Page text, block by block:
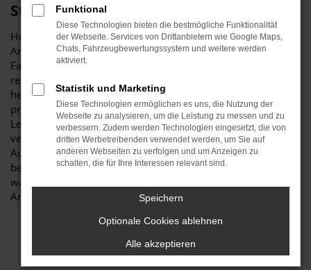
Stiglmayr
Herzlich willkommen bei Autohaus Stiglmayr – Ihre erste
Anlaufstelle für exzellente VW Arteon Gebrauchtwagen
Fahrzeuge für Ingolstadt und Umgebung! Unser
renommiertes Autohaus ist stolz darauf, Ihnen eine
herausragende Auswahl an VW Arteon Gebrauchtwagen zu
präsentieren, die höchste Standards in Sachen Qualität und
Leistung erfüllen. Wir sind seit Jahren Ihr
vertrauenswürdiger Partner, wenn es um erstklassige
Automobile geht. Erfahren Sie mehr über unsere
beeindruckende VW Arteon Gebrauchtwagen Flotte und
warum Autohaus Stiglmayr die bevorzugte Adresse für VW
Arteon Gebrauchtwagen Liebhaber ist.
Funktional
Diese Technologien bieten die bestmögliche Funktionalität
der Webseite. Services von Drittanbietern wie Google Maps,
Chats, Fahrzeugbewertungssystem und weitere werden
aktiviert.
Statistik und Marketing
Diese Technologien ermöglichen es uns, die Nutzung der
Webseite zu analysieren, um die Leistung zu messen und zu
verbessern. Zudem werden Technologien eingesetzt, die von
dritten Werbetreibenden verwendet werden, um Sie auf
anderen Webseiten zu verfolgen und um Anzeigen zu
schalten, die für Ihre Interessen relevant sind.
Speichern
Optionale Cookies ablehnen
Alle akzeptieren